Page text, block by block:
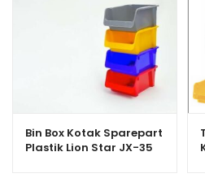
Bin Box Kotak Sparepart
Plastik Lion Star JX-35